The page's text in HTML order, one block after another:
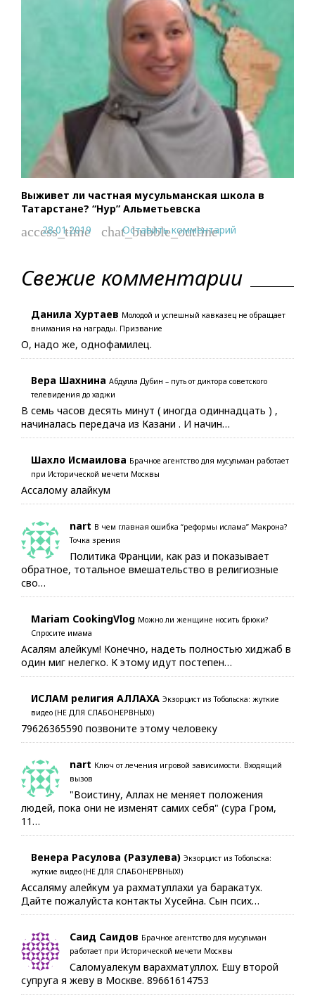
Выживет ли частная мусульманская школа в
Татарстане? “Нур” Альметьевска
access_time
28.01.2019 chat_bubble_outline
Оставить комментарий
Свежие комментарии
Данила Хуртаев Молодой и успешный кавказец не обращает
внимания на награды. Призвание
О, надо же, однофамилец.
Вера Шахнина Абдулла Дубин – путь от диктора советского
телевидения до хаджи
В семь часов десять минут ( иногда одиннадцать ) ,
начиналась передача из Казани . И начин…
Шахло Исмаилова Брачное агентство для мусульман работает
при Исторической мечети Москвы
Ассалому алайкум
nart В чем главная ошибка “реформы ислама” Макрона?
Точка зрения
Политика Франции, как раз и показывает
обратное, тотальное вмешательство в религиозные
сво…
Mariam CookingVlog Можно ли женщине носить брюки?
Спросите имама
Асалям алейкум! Конечно, надеть полностью хиджаб в
один миг нелегко. К этому идут постепен…
ИСЛАМ религия АЛЛАХА Экзорцист из Тобольска: жуткие
видео (НЕ ДЛЯ СЛАБОНЕРВНЫХ!)
79626365590 позвоните этому человеку
nart Ключ от лечения игровой зависимости. Входящий
вызов
"Воистину, Аллах не меняет положения
людей, пока они не изменят самих себя" (сура Гром,
11…
Венера Расулова (Разулева) Экзорцист из Тобольска:
жуткие видео (НЕ ДЛЯ СЛАБОНЕРВНЫХ!)
Ассаляму алейкум уа рахматуллахи уа баракатух.
Дайте пожалуйста контакты Хусейна. Сын псих…
Саид Саидов Брачное агентство для мусульман
работает при Исторической мечети Москвы
Саломуалекум варахматуллох. Ешу второй
супруга я жеву в Москве. 89661614753